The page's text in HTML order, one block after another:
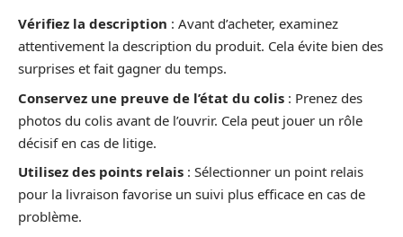
Vérifiez la description : Avant d’acheter, examinez
attentivement la description du produit. Cela évite bien des
surprises et fait gagner du temps.
Conservez une preuve de l’état du colis : Prenez des
photos du colis avant de l’ouvrir. Cela peut jouer un rôle
décisif en cas de litige.
Utilisez des points relais : Sélectionner un point relais
pour la livraison favorise un suivi plus efficace en cas de
problème.